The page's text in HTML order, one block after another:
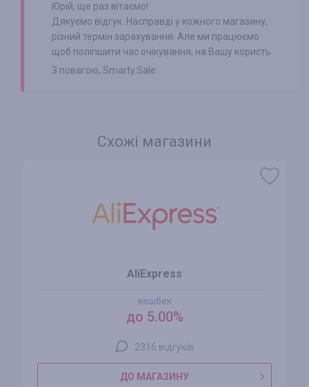
Юрій, ще раз вітаємо!
Дякуємо відгук. Насправді у кожного магазину,
різний термін зарахування. Але ми працюємо
щоб поліпшити час очікування, на Вашу користь.
З повагою, Smarty.Sale
Схожі магазини
AliExpress
кешбек
до 5.00%
2316 відгуків
ДО МАГАЗИНУ